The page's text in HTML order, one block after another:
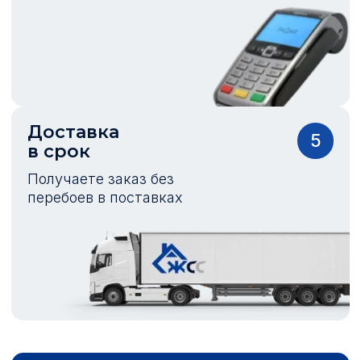
Доставка
в срок
Получаете заказ без
перебоев в поставках
5